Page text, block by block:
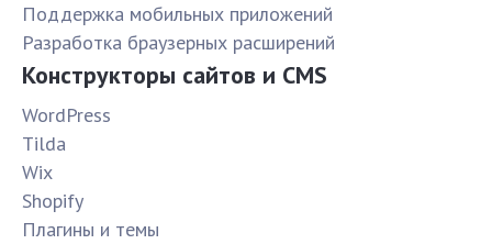
Поддержка мобильных приложений
Разработка браузерных расширений
Конструкторы сайтов и CMS
WordPress
Tilda
Wix
Shopify
Плагины и темы